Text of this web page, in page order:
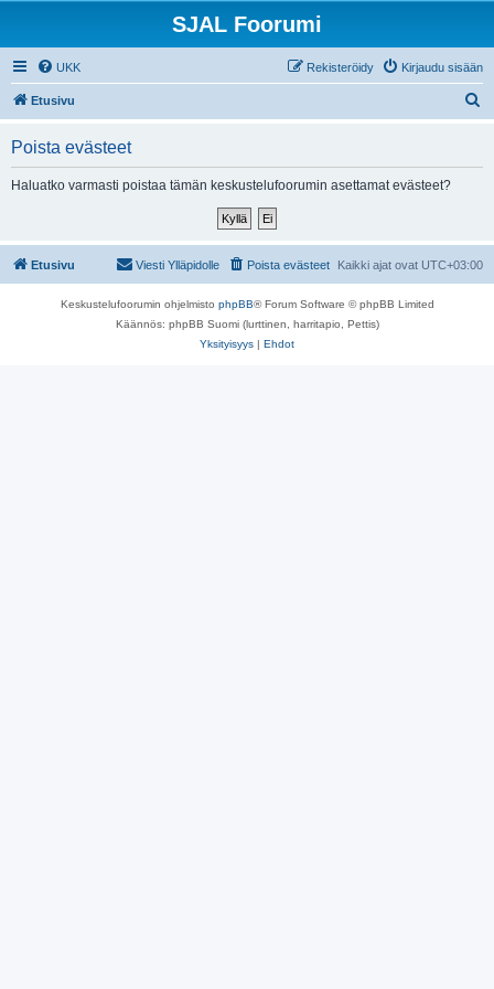
SJAL Foorumi
UKK Kirjaudu sisään
Rekisteröidy
Etusivu
Poista evästeet
Haluatko varmasti poistaa tämän keskustelufoorumin asettamat evästeet?
Etusivu Kaikki ajat ovat UTC+03:00
Poista evästeet
Viesti Ylläpidolle
Keskustelufoorumin ohjelmisto phpBB® Forum Software © phpBB Limited
Käännös: phpBB Suomi (lurttinen, harritapio, Pettis)
Yksityisyys | Ehdot